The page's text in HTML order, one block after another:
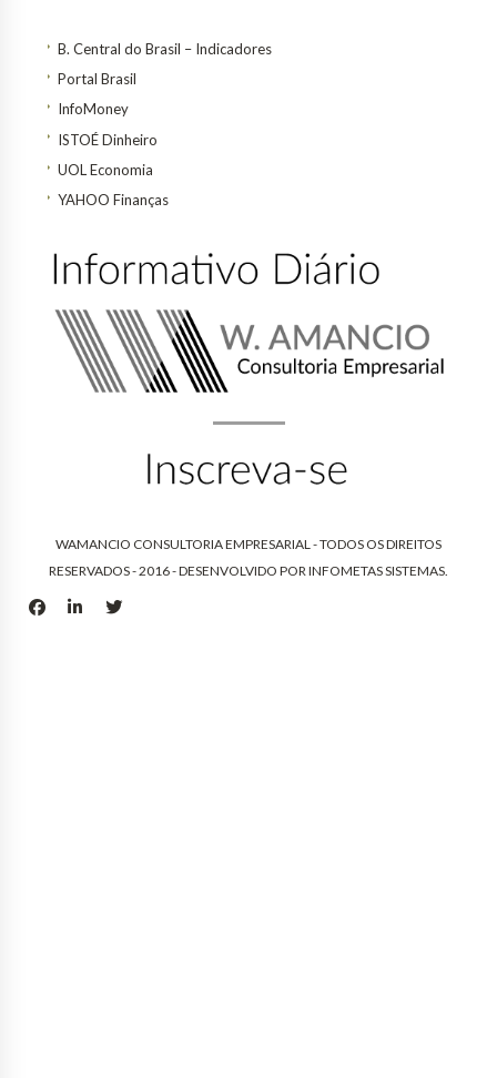
B. Central do Brasil – Indicadores
Portal Brasil
InfoMoney
ISTOÉ Dinheiro
UOL Economia
YAHOO Finanças
WAMANCIO CONSULTORIA EMPRESARIAL - TODOS OS DIREITOS
RESERVADOS - 2016 - DESENVOLVIDO PORINFOMETAS SISTEMAS.